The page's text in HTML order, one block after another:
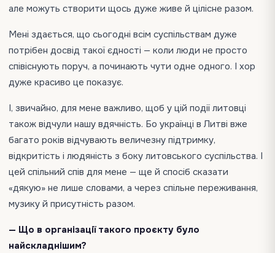
але можуть створити щось дуже живе й цілісне разом.
Мені здається, що сьогодні всім суспільствам дуже
потрібен досвід такої єдності — коли люди не просто
співіснують поруч, а починають чути одне одного. І хор
дуже красиво це показує.
І, звичайно, для мене важливо, щоб у цій події литовці
також відчули нашу вдячність. Бо українці в Литві вже
багато років відчувають величезну підтримку,
відкритість і людяність з боку литовського суспільства. І
цей спільний спів для мене — ще й спосіб сказати
«дякую» не лише словами, а через спільне переживання,
музику й присутність разом.
— Що в організації такого проєкту було
найскладнішим?